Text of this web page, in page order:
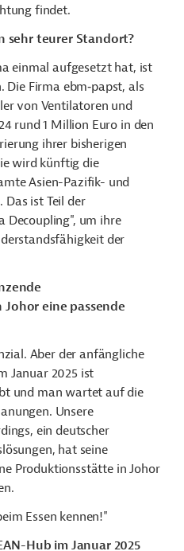
findet.
sehr teurer Standort?
einmal aufgesetzt hat, ist
Die Firma ebm‑papst, als
von Ventilatoren und
rund 1 Million Euro in den
ihrer bisherigen
wird künftig die
Asien-Pazifik- und
ist Teil der
Decoupling", um ihre
der
eine passende
Aber der anfängliche
Januar 2025 ist
und man wartet auf die
Unsere
ein deutscher
hat seine
Produktionsstätte in Johor
Essen kennen!"
Hub im Januar 2025